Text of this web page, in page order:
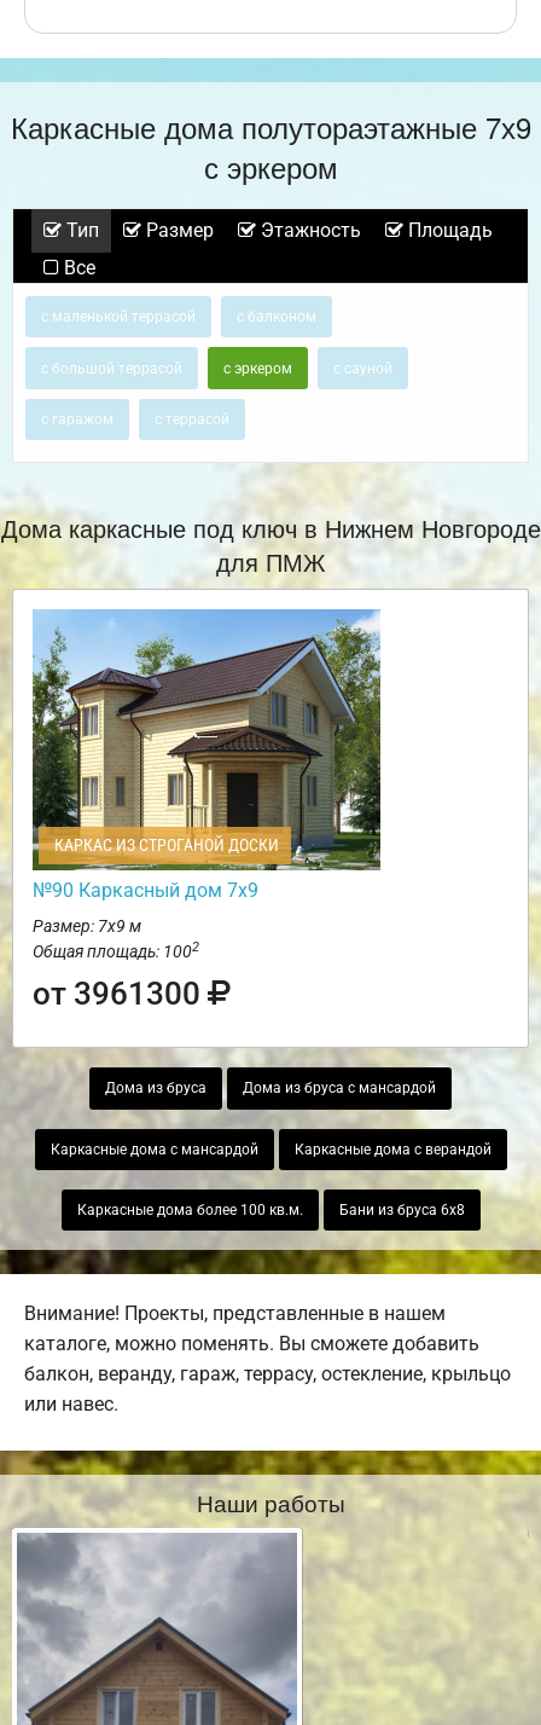
Каркасные дома полутораэтажные 7х9
с эркером
Тип Размер Этажность
Площадь
Все
с маленькой террасой с балконом
с большой террасой с эркером с сауной
с гаражом с террасой
Дома каркасные под ключ в Нижнем Новгороде
для ПМЖ
КАРКАС ИЗ СТРОГАНОЙ ДОСКИ
№90 Каркасный дом 7х9
Размер: 7х9 м
Общая площадь: 1002
от 3961300
Дома из бруса Дома из бруса с мансардой
Каркасные дома с мансардой Каркасные дома с верандой
Каркасные дома более 100 кв.м. Бани из бруса 6х8
Внимание! Проекты, представленные в нашем
каталоге, можно поменять. Вы сможете добавить
балкон, веранду, гараж, террасу, остекление, крыльцо
или навес.
Наши работы